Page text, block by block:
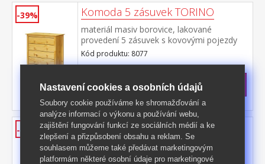
-39% Komoda 5 zásuvek TORINO
materiál masiv borovice, lakované
provedení 5 zásuvek s kovovými pojezdy
Kód produktu: 8077
3 899 Kčs DPH
-43%
Prádelník 2 dveře + 2 zásuvky
TORINO
materiál masiv borovice, lakované
Nastavení cookies a osobních údajů
Soubory cookie používáme ke shromažďování a
analýze informací o výkonu a používání webu,
zajištění fungování funkcí ze sociálních médií a ke
zlepšení a přizpůsobení obsahu a reklam. Se
souhlasem můžeme také předávat marketingovým
platformám některé osobní údaje pro marketingové